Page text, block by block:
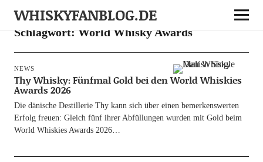
WHISKYFANBLOG.DE
Schlagwort:World Whisky Awards
NEWS
Thy Whisky: Fünfmal Gold bei den World Whiskies
Awards 2026
Die däni­sche Destil­le­rie Thy kann sich über einen bemer­kens­wer­ten
Erfolg freu­en: Gleich fünf ihrer Abfül­lun­gen wur­den mit Gold beim
World Whis­kies Awards 2026…